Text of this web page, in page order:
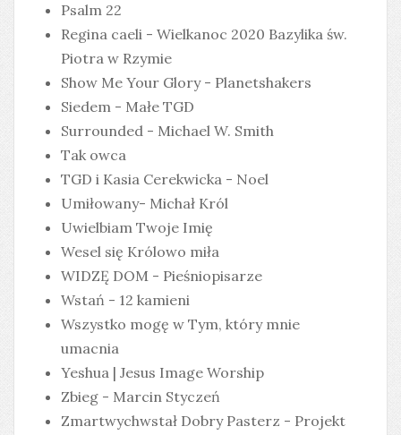
Psalm 22
Regina caeli - Wielkanoc 2020 Bazylika św.
Piotra w Rzymie
Show Me Your Glory - Planetshakers
Siedem - Małe TGD
Surrounded - Michael W. Smith
Tak owca
TGD i Kasia Cerekwicka - Noel
Umiłowany- Michał Król
Uwielbiam Twoje Imię
Wesel się Królowo miła
WIDZĘ DOM - Pieśniopisarze
Wstań - 12 kamieni
Wszystko mogę w Tym, który mnie
umacnia
Yeshua | Jesus Image Worship
Zbieg - Marcin Styczeń
Zmartwychwstał Dobry Pasterz - Projekt